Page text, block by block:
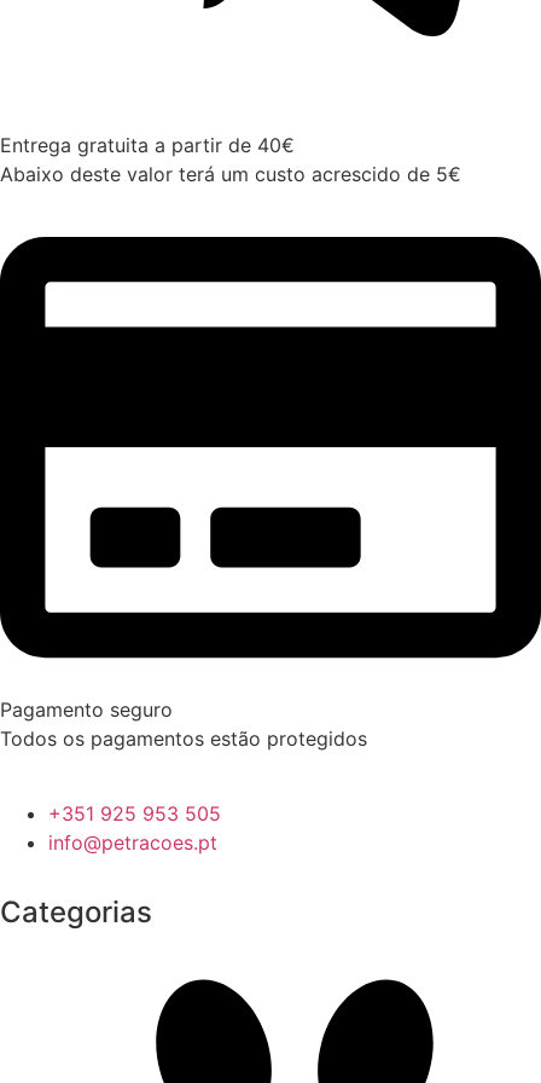
Entrega gratuita a partir de 40€
Abaixo deste valor terá um custo acrescido de 5€
Pagamento seguro
Todos os pagamentos estão protegidos
+351 925 953 505
info@petracoes.pt
Categorias